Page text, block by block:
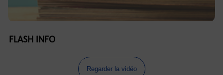
FLASH INFO
Regarder la vidéo